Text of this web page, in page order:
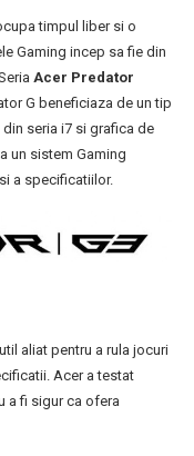
timpul liber si o
Gaming incep sa fie din
Acer Predator
G beneficiaza de un tip
seria i7 si grafica de
un sistem Gaming
a specificatiilor.
aliat pentru a rula jocuri
Acer a testat
a fi sigur ca ofera